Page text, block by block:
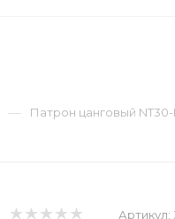
— Патрон цанговый
Артикул: